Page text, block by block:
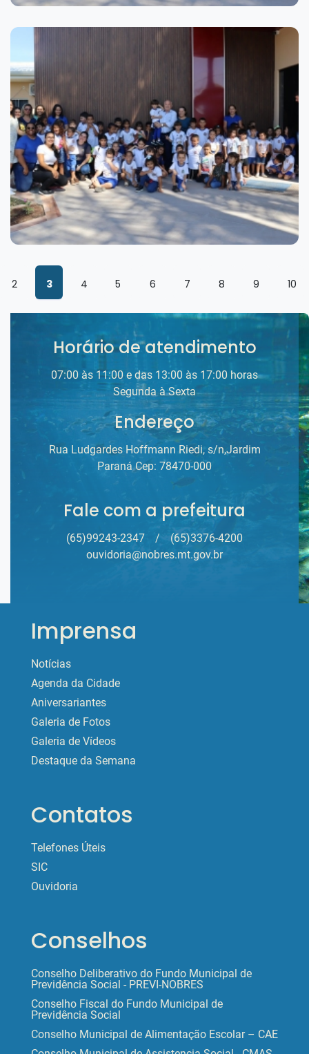
2 3 4 5 6 7 8 9 10
Horário de atendimento
07:00 às 11:00 e das 13:00 às 17:00 horas
Segunda à Sexta
Endereço
Rua Ludgardes Hoffmann Riedi, s/n,Jardim
Paraná Cep: 78470-000
Fale com a prefeitura
(65)99243-2347 /
(65)3376-4200
ouvidoria@nobres.mt.gov.br
Imprensa
Notícias
Agenda da Cidade
Aniversariantes
Galeria de Fotos
Galeria de Vídeos
Destaque da Semana
Contatos
Telefones Úteis
SIC
Ouvidoria
Conselhos
Conselho Deliberativo do Fundo Municipal de
Previdência Social - PREVI-NOBRES
Conselho Fiscal do Fundo Municipal de
Previdência Social
Conselho Municipal de Alimentação Escolar – CAE